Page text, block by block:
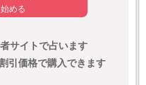
める
サイトで占います
引価格で購入できます